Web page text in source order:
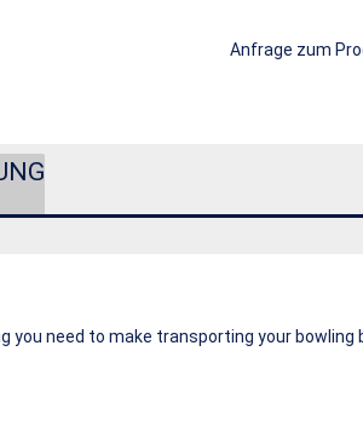
Anfrage zum
need to make transporting your bowling